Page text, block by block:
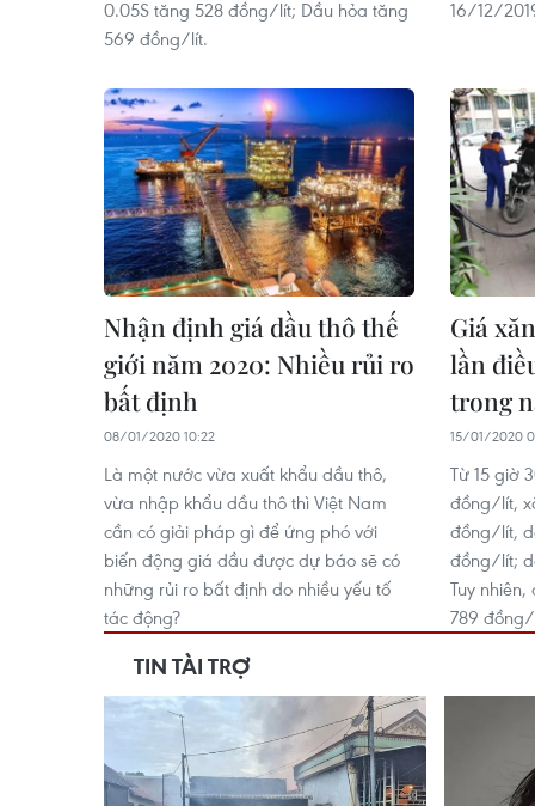
0.05S tăng 528 đồng/lít; Dầu hỏa tăng
569 đồng/lít.
16/12/
Nhận định giá dầu thô thế
giới năm 2020: Nhiều rủi ro
bất định
08/01/2020 10:22
Là một nước vừa xuất khẩu dầu thô,
vừa nhập khẩu dầu thô thì Việt Nam
cần có giải pháp gì để ứng phó với
biến động giá dầu được dự báo sẽ có
những rủi ro bất định do nhiều yếu tố
tác động?
Giá
lần
trong
15/01/2020
Từ 15 giờ
đồng/lít,
đồng/lít,
đồng/lít;
Tuy nhiên,
789